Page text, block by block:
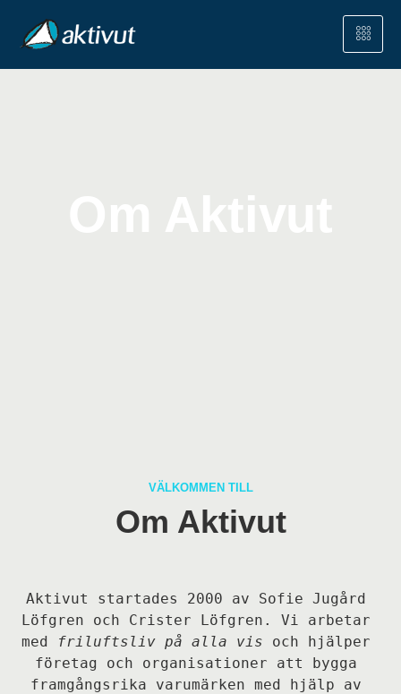
VÄLKOMMEN TILL
Om Aktivut
Aktivut startades 2000 av Sofie Jugård
Löfgren och Crister Löfgren. Vi arbetar
med
friluftsliv på alla vis och hjälper
företag och organisationer att bygga
framgångsrika varumärken med hjälp av